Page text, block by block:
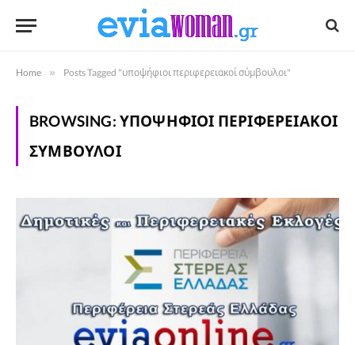
Home » Posts Tagged "υποψήφιοι περιφερειακοί σύμβουλοι"
BROWSING: ΥΠΟΨΉΦΙΟΙ ΠΕΡΙΦΕΡΕΙΑΚΟΊ
ΣΎΜΒΟΥΛΟΙ